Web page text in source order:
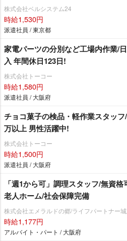
株式会社ベルシステム24
時給1,530円
派遣社員 / 東京都
家電パーツの分別など工場内作業/
入 年間休日123日!
株式会社トーコー
時給1,580円
派遣社員 / 大阪府
チョコ菓子の検品・軽作業スタッ
万以上 男性活躍中!
株式会社トーコー
時給1,500円
派遣社員 / 大阪府
「週1から可」調理スタッフ/無資
老人ホーム/社会保障完備
株式会社エメラルドの郷/ライフパートナー
時給1,177円
アルバイト・パート / 大阪府